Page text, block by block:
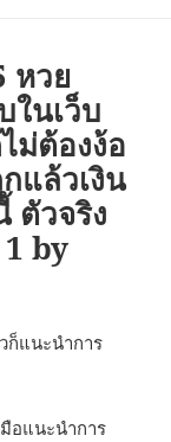
หวย
ในเว็บ
ม่ต้องง้อ
แล้วเงิน
ตัวจริง
1 by
ก็แนะนำการ
อแนะนำการ